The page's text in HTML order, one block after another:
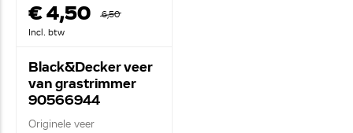
€ 4,50
6,50
Incl. btw
Black&Decker veer
van grastrimmer
90566944
Originele veer